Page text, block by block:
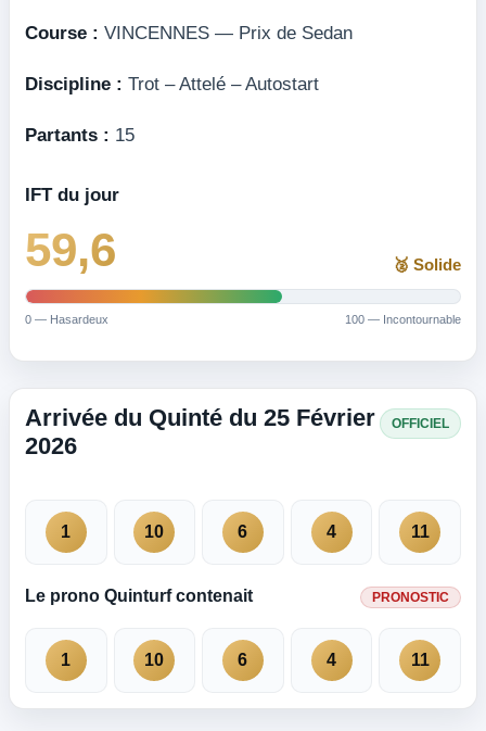
Course : VINCENNES — Prix de Sedan
Discipline : Trot – Attelé – Autostart
Partants : 15
IFT du jour
59,6 🥈 Solide
0 — Hasardeux 100 — Incontournable
Arrivée du Quinté du 25 Février
2026
OFFICIEL
1 10 6 4 11
Le prono Quinturf contenait PRONOSTIC
1 10 6 4 11